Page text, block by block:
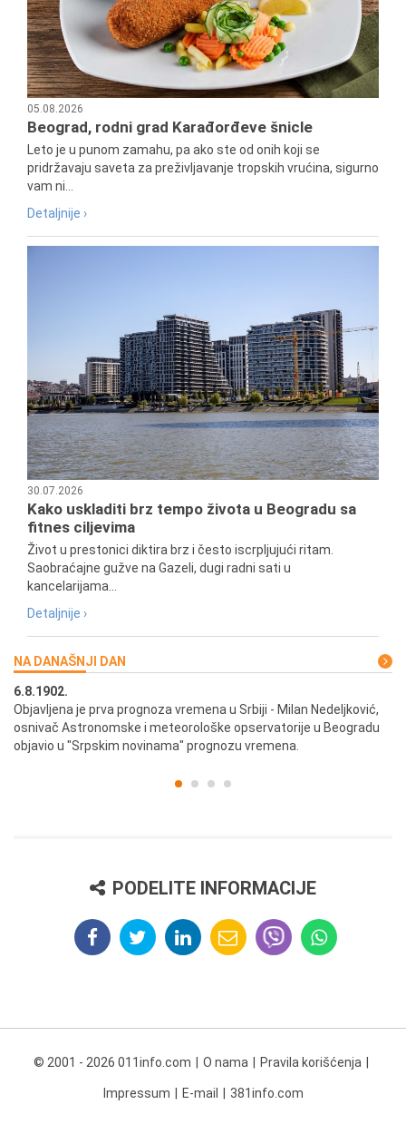
05.08.2026
Beograd, rodni grad Karađorđeve šnicle
Leto je u punom zamahu, pa ako ste od onih koji se
pridržavaju saveta za preživljavanje tropskih vrućina, sigurno
vam ni...
Detaljnije ›
30.07.2026
Kako uskladiti brz tempo života u Beogradu sa
fitnes ciljevima
Život u prestonici diktira brz i često iscrpljujući ritam.
Saobraćajne gužve na Gazeli, dugi radni sati u
kancelarijama...
Detaljnije ›
NA DANAŠNJI DAN
6.8.1902.
Objavljena je prva prognoza vremena u Srbiji - Milan Nedeljković,
osnivač Astronomske i meteorološke opservatorije u Beogradu
objavio u "Srpskim novinama" prognozu vremena.
PODELITE INFORMACIJE
© 2001 - 2026 011info.com O nama Pravila korišćenja
Impressum E-mail 381info.com